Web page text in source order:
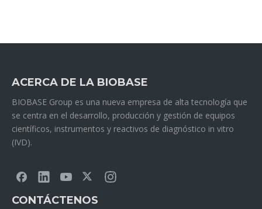
ACERCA DE LA BIOBASE
BIOBASE Group es una nueva empresa de alta tecnología que
se centra en el desarrollo, producción y gestión de equipos
científicos, instrumentos y reactivos de diagnóstico in vitro
(IVD).
CONTÁCTENOS